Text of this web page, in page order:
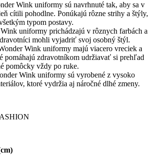
Wink uniformy sú navrhnuté tak, aby sa v
cítili pohodlne. Ponúkajú rôzne strihy a štýly,
typom postavy.
uniformy prichádzajú v rôznych farbách a
mohli vyjadriť svoj osobný štýl.
Wink uniformy majú viacero vreciek a
pomáhajú zdravotníkom udržiavať si prehľad
pomôcky vždy po ruke.
Wink uniformy sú vyrobené z vysoko
ktoré vydržia aj náročné dlhé zmeny.